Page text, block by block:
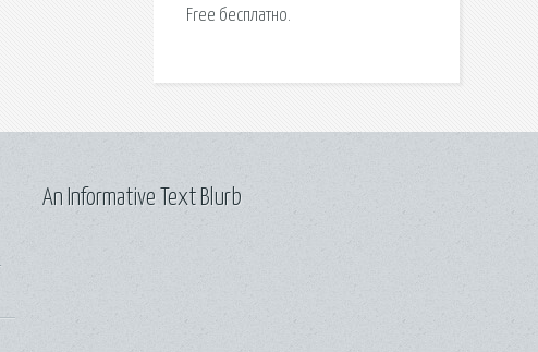
Free бесплатно.
An Informative Text Blurb